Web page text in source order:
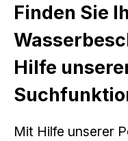
Finden Sie
Hilfe
Mit Hilfe unserer